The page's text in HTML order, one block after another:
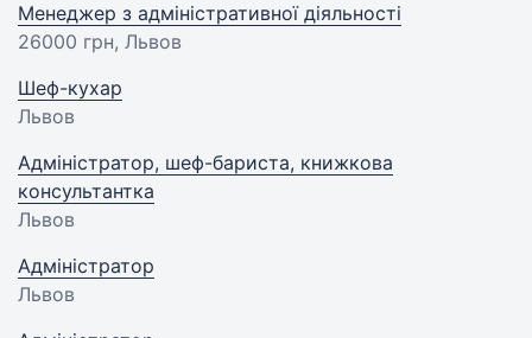
Менеджер з адміністративної діяльності
26000 грн, Львов
Шеф-кухар
Львов
Адміністратор, шеф-бариста, книжкова
консультантка
Львов
Адміністратор
Львов